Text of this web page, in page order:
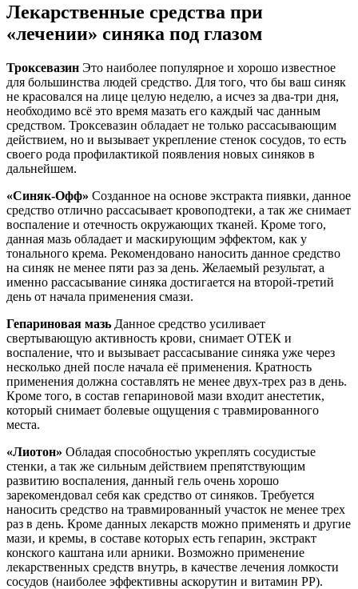
Лекарственные средства при
«лечении» синяка под глазом
Троксевазин Это наиболее популярное и хорошо известное
для большинства людей средство. Для того, что бы ваш синяк
не красовался на лице целую неделю, а исчез за два-три дня,
необходимо всё это время мазать его каждый час данным
средством. Троксевазин обладает не только рассасывающим
действием, но и вызывает укрепление стенок сосудов, то есть
своего рода профилактикой появления новых синяков в
дальнейшем.
«Синяк-Офф» Созданное на основе экстракта пиявки, данное
средство отлично рассасывает кровоподтеки, а так же снимает
воспаление и отечность окружающих тканей. Кроме того,
данная мазь обладает и маскирующим эффектом, как у
тонального крема. Рекомендовано наносить данное средство
на синяк не менее пяти раз за день. Желаемый результат, а
именно рассасывание синяка достигается на второй-третий
день от начала применения смази.
Гепариновая мазь Данное средство усиливает
свертывающую активность крови, снимает ОТЕК и
воспаление, что и вызывает рассасывание синяка уже через
несколько дней после начала её применения. Кратность
применения должна составлять не менее двух-трех раз в день.
Кроме того, в состав гепариновой мази входит анестетик,
который снимает болевые ощущения с травмированного
места.
«Лиотон» Обладая способностью укреплять сосудистые
стенки, а так же сильным действием препятствующим
развитию воспаления, данный гель очень хорошо
зарекомендовал себя как средство от синяков. Требуется
наносить средство на травмированный участок не менее трех
раз в день. Кроме данных лекарств можно применять и другие
мази, и кремы, в составе которых есть гепарин, экстракт
конского каштана или арники. Возможно применение
лекарственных средств внутрь, в качестве лечения ломкости
сосудов (наиболее эффективны аскорутин и витамин PP).